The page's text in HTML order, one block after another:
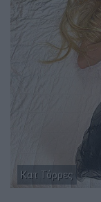
Κατ Τόρρες